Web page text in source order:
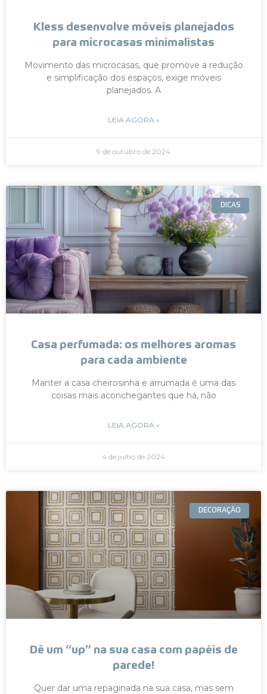
Kless desenvolve móveis planejados
para microcasas minimalistas
Movimento das microcasas, que promove a redução
e simplificação dos espaços, exige móveis
planejados. A
LEIA AGORA »
9 de outubro de 2024
DICAS
Casa perfumada: os melhores aromas
para cada ambiente
Manter a casa cheirosinha e arrumada é uma das
coisas mais aconchegantes que há, não
LEIA AGORA »
4 de julho de 2024
DECORAÇÃO
Dê um “up” na sua casa com papéis de
parede!
Quer dar uma repaginada na sua casa, mas sem